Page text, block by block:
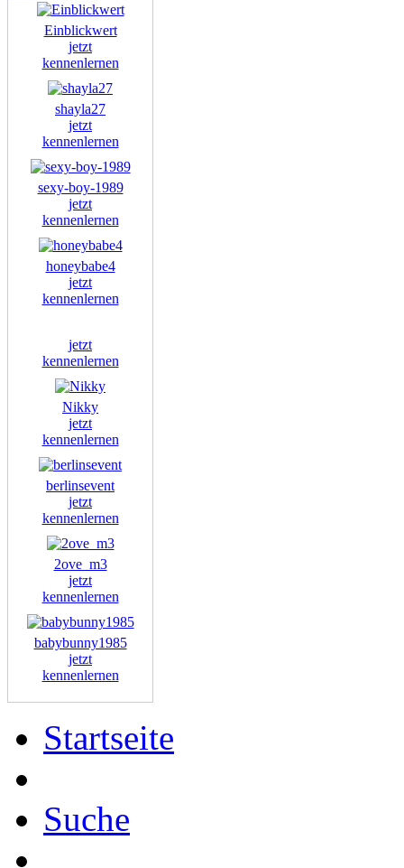
Einblickwert
jetzt
kennenlernen
shayla27
jetzt
kennenlernen
sexy-boy-1989
jetzt
kennenlernen
honeybabe4
jetzt
kennenlernen
jetzt
kennenlernen
Nikky
jetzt
kennenlernen
berlinsevent
jetzt
kennenlernen
2ove_m3
jetzt
kennenlernen
babybunny1985
jetzt
kennenlernen
Startseite
Suche